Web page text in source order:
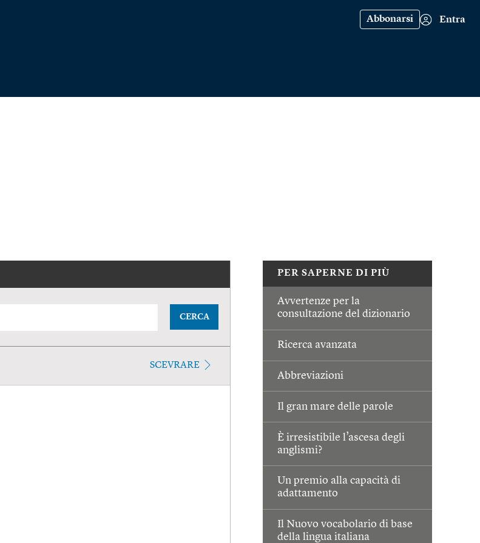
Abbonarsi Entra
PER SAPERNE DI PIÙ
Avvertenze per la
consultazione del dizionario
Ricerca avanzata
Abbreviazioni
Il gran mare delle parole
È irresistibile l’ascesa degli
anglismi?
Un premio alla capacità di
adattamento
Il Nuovo vocabolario di base
della lingua italiana
CERCA
SCEVRARE